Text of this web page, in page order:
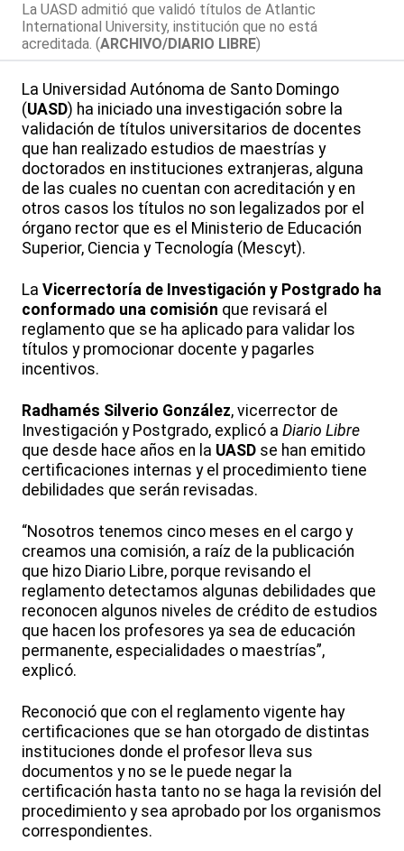
La UASD admitió que validó títulos de Atlantic
International University, institución que no está
acreditada. (ARCHIVO/DIARIO LIBRE)
La Universidad Autónoma de Santo Domingo
(UASD) ha iniciado una investigación sobre la
validación de títulos universitarios de docentes
que han realizado estudios de maestrías y
doctorados en instituciones extranjeras, alguna
de las cuales no cuentan con acreditación y en
otros casos los títulos no son legalizados por el
órgano rector que es el Ministerio de Educación
Superior, Ciencia y Tecnología (Mescyt).
La Vicerrectoría de Investigación y Postgrado ha
conformado una comisión que revisará el
reglamento que se ha aplicado para validar los
títulos y promocionar docente y pagarles
incentivos.
Radhamés Silverio González, vicerrector de
Investigación y Postgrado, explicó a Diario Libre
que desde hace años en la UASD se han emitido
certificaciones internas y el procedimiento tiene
debilidades que serán revisadas.
“Nosotros tenemos cinco meses en el cargo y
creamos una comisión, a raíz de la publicación
que hizo Diario Libre, porque revisando el
reglamento detectamos algunas debilidades que
reconocen algunos niveles de crédito de estudios
que hacen los profesores ya sea de educación
permanente, especialidades o maestrías”,
explicó.
Reconoció que con el reglamento vigente hay
certificaciones que se han otorgado de distintas
instituciones donde el profesor lleva sus
documentos y no se le puede negar la
certificación hasta tanto no se haga la revisión del
procedimiento y sea aprobado por los organismos
correspondientes.